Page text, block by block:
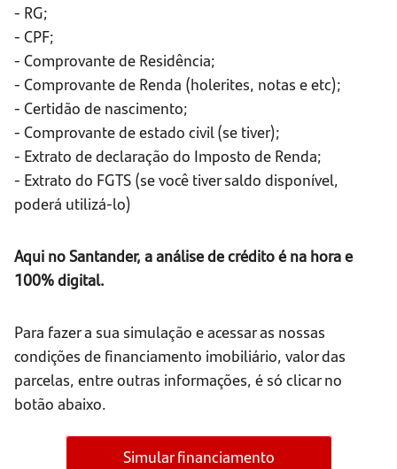
- RG;
- CPF;
- Comprovante de Residência;
- Comprovante de Renda (holerites, notas e etc);
- Certidão de nascimento;
- Comprovante de estado civil (se tiver);
- Extrato de declaração do Imposto de Renda;
- Extrato do FGTS (se você tiver saldo disponível,
poderá utilizá-lo)
Aqui no Santander, a análise de crédito é na hora e
100% digital.
Para fazer a sua simulação e acessar as nossas
condições de financiamento imobiliário, valor das
parcelas, entre outras informações, é só clicar no
botão abaixo.
Simular financiamento